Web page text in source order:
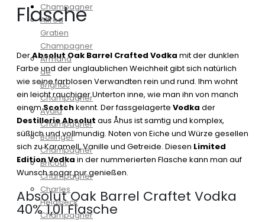
Champagner
Alfred
Gratien
Champagner
Armand
de
Brignac
Champagner
Ayala
Champagner
Bollinger
Champagner
Bricout
Champagner
Charles
Heidsieck
Champagner
Flasche
DerAbsolut Oak Barrel Crafted Vodka mit der dunklen
Farbe und der unglaublichen Weichheit gibt sich natürlich
wie seine farblosen Verwandten rein und rund. Ihm wohnt
ein leicht rauchiger Unterton inne, wie man ihn von manch
einemScotchkennt. Der fassgelagerte Vodka der
Destillerie Absolut aus Åhus ist samtig und komplex,
süßlich und vollmundig. Noten von Eiche und Würze gesellen
sich zu Karamell, Vanille und Getreide. Diesen Limited
Edition Vodka in der nummerierten Flasche kann man auf
Wunsch sogar pur genießen.
Absolut Oak Barrel Craftet Vodka
40% 1,0l Flasche